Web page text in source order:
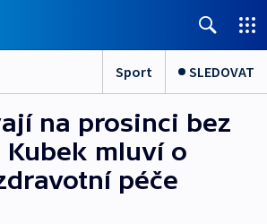
Sport SLEDOVAT
na prosinci bez
Kubek mluví o
péče